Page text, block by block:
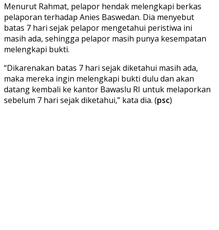
Menurut Rahmat, pelapor hendak melengkapi berkas
pelaporan terhadap Anies Baswedan. Dia menyebut
batas 7 hari sejak pelapor mengetahui peristiwa ini
masih ada, sehingga pelapor masih punya kesempatan
melengkapi bukti.
“Dikarenakan batas 7 hari sejak diketahui masih ada,
maka mereka ingin melengkapi bukti dulu dan akan
datang kembali ke kantor Bawaslu RI untuk melaporkan
sebelum 7 hari sejak diketahui,” kata dia. (psc)